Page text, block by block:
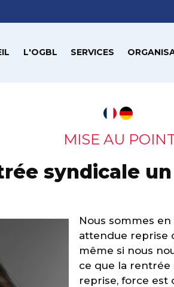
L'OGBL SERVICES
MISE AU
syndicale
Nous sommes
attendue reprise
même si nous
ce que la
reprise, force est